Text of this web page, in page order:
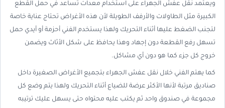
ويعتمد نقل عفش الجهراء على استخدام معدات تساعد في حمل القطع
الكبيرة مثل الطاولات والأرفف الطويلة لأن هذه الأغراض تحتاج عناية خاصة
لتجنب الضغط عليها أثناء التحريك ولهذا يستخدم الفني أحزمة أو أيدي حمل
تسهل رفع القطعة دون إجهاد وهذا يحافظ على شكل الأثاث ويضمن
خروج كل جزء كما هو دون أي مشاكل.
كما يهتم الفني خلال نقل عفش الجهراء بتجميع الأغراض الصغيرة داخل
صناديق مرتبة لأنها الأكثر عرضة للضياع أثناء التحريك ولهذا يتم وضع كل
مجموعة في صندوق واحد ثم يكتب عليه محتواه حتى يسهل عليك ترتيبه